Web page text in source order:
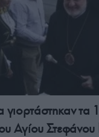
γιορτάστηκαν τα
Αγίου